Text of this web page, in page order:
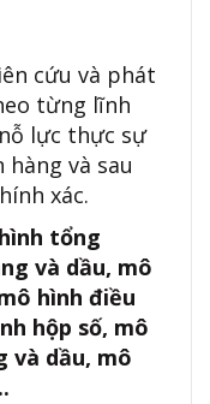
cứu và phát
từng lĩnh
lực thực sự
hàng và sau
xác.
tổng
và dầu, mô
hình điều
hộp số, mô
và dầu, mô